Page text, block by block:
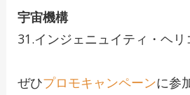
宇宙機構
31.インジェニュイティ・ヘリ
ぜひプロモキャンペーンに参